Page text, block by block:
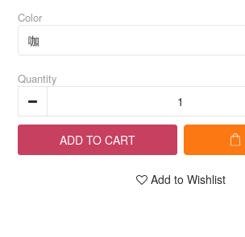
Color
Quantity
ADD TO CART
Add to Wishlist